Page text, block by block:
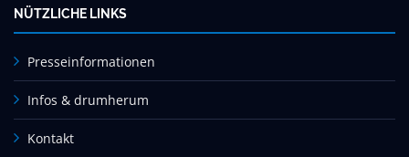
NÜTZLICHE LINKS
Presseinformationen
Infos & drumherum
Kontakt